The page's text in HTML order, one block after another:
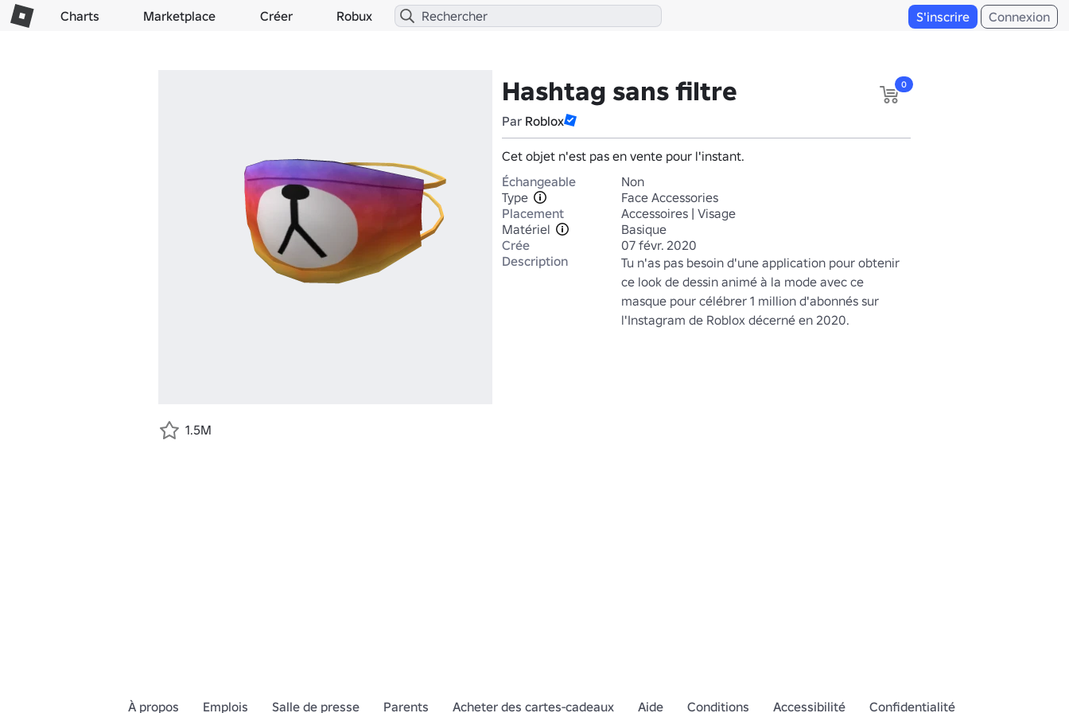
Charts Marketplace Créer Robux S'inscrire Connexion
Hashtag sans filtre
Par Roblox
0
Cet objet n'est pas en vente pour l'instant.
Échangeable
Non
Type
Face Accessories
Placement
Accessoires | Visage
Matériel
Basique
Crée
07 févr. 2020
Description
Tu n'as pas besoin d'une application pour obtenir
ce look de dessin animé à la mode avec ce
masque pour célébrer 1 million d'abonnés sur
l'Instagram de Roblox décerné en 2020.
1.5M
À propos Emplois Salle de presse Parents Acheter des cartes-cadeaux Aide Conditions Accessibilité Confidentialité